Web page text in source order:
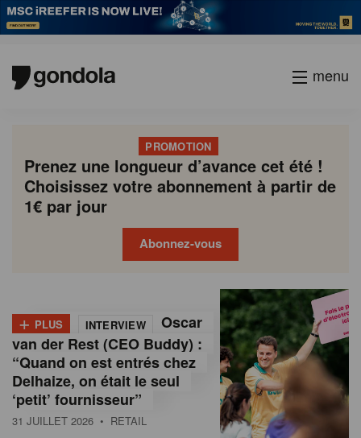
menu
PROMOTION
Prenez une longueur d’avance cet été !
Choisissez votre abonnement à partir de
1€ par jour
Abonnez-vous
o
n
d
o
+ PLUS INTERVIEW
Oscar
van der Rest (CEO Buddy) :
“Quand on est entrés chez
Delhaize, on était le seul
‘petit’ fournisseur”
31 JUILLET 2026 • RETAIL